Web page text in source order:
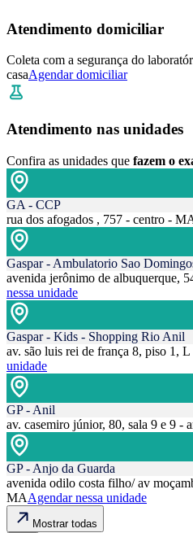
Atendimento domiciliar
Coleta com a segurança do
casaAgendar domiciliar
Atendimento nas unidades
Confira as unidades que fazem o
GA - CCP
rua dos afogados , 757 - centro -
Gaspar - Ambulatorio Sao
avenida jerônimo de albuquerque,
nessa unidade
Gaspar - Kids - Shopping Rio Anil
av. são luis rei de frança 8, piso 1,
unidade
GP - Anil
av. casemiro júnior, 80, sala 9 e 9 -
GP - Anjo da Guarda
avenida odilo costa filho/ av
MAAgendar nessa unidade
Mostrar todas